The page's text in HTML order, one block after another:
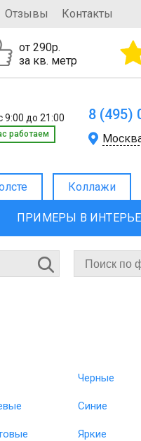
Отзывы Контакты
от 290р.
за кв. метр
9:00 до 21:00
работаем
8 (495)
Коллажи
ПРИМЕРЫ В
Черные
Синие
Яркие